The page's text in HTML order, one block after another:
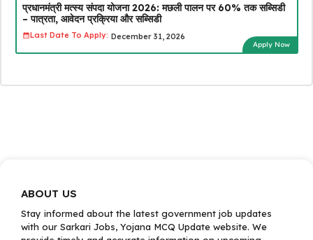
प्रधानमंत्री मत्स्य संपदा योजना 2026: मछली पालन पर 60% तक सब्सिडी
– पात्रता, आवेदन प्रक्रिया और सब्सिडी
Last Date To Apply: December 31, 2026
Apply Now
ABOUT US
Stay informed about the latest government job updates
with our Sarkari Jobs, Yojana MCQ Update website. We